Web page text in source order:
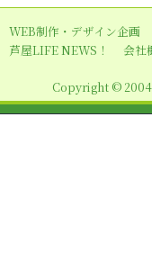
ー
シ
ン
WEB制作・デザイン企画
芦屋LIFE NEWS！
会社
Copyright ©